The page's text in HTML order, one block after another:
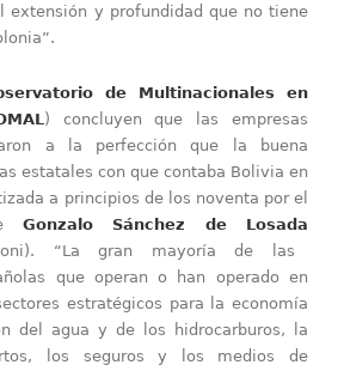
extensión y profundidad que no tiene
de Multinacionales en
) concluyen que las empresas
a la perfección que la buena
estatales con que contaba Bolivia en
a principios de los noventa por el
Gonzalo Sánchez de Losada
“La gran mayoría de las
que operan o han operado en
estratégicos para la economía
del agua y de los hidrocarburos, la
los seguros y los medios de